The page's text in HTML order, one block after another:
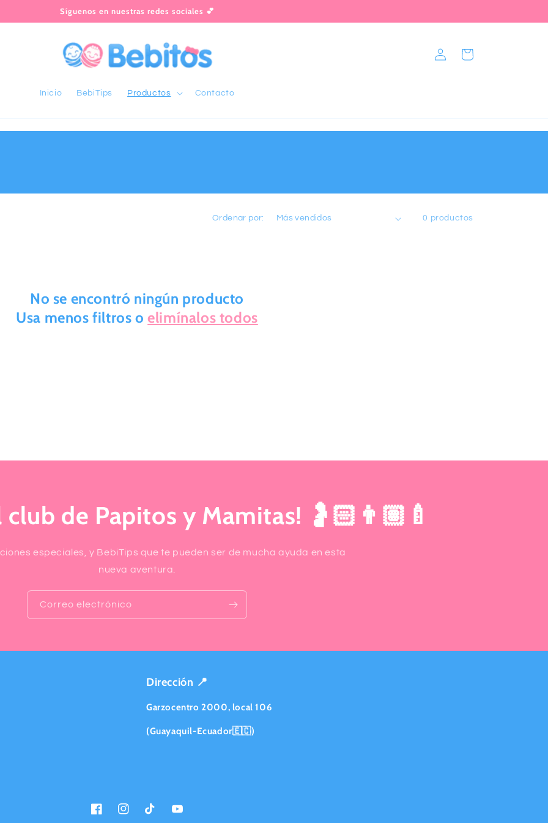
Síguenos en nuestras redes sociales 💕
Inicio BebiTips Productos Contacto
sesión
Carrito
Ordenar por: 0 productos
No se encontró ningún producto
Usa menos filtros oelimínalos todos
de Papitos y Mamitas! 🤰🏻👨🏽‍🍼
especiales, y BebiTips que te pueden ser de mucha ayuda en esta
nueva aventura.
Correo electrónico
Dirección 📍
Garzocentro 2000, local 106
(Guayaquil-Ecuador🇪🇨)
FacebookInstagramTikTok YouTube